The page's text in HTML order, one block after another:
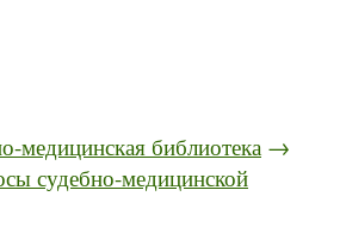
медицинская библиотека →
судебно-медицинской